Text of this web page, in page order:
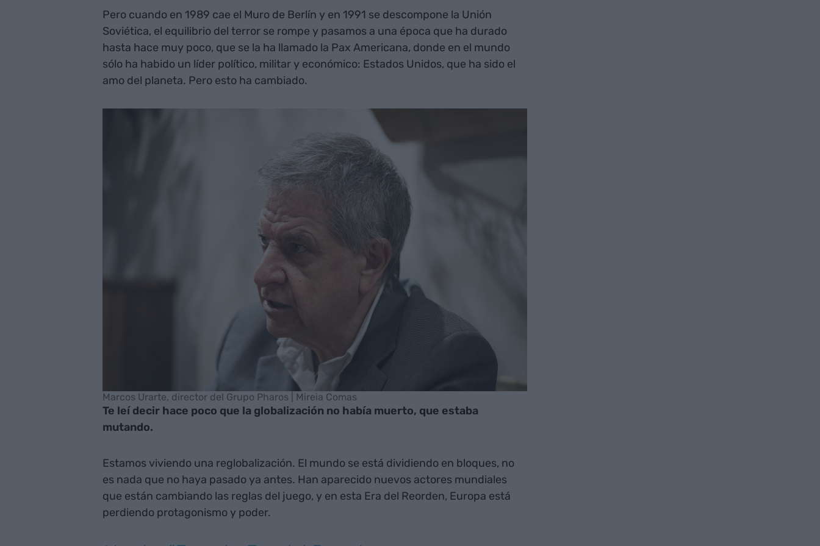
Pero cuando en 1989 cae el Muro de Berlín y en 1991 se descompone la Unión
Soviética, el equilibrio del terror se rompe y pasamos a una época que ha durado
hasta hace muy poco, que se la ha llamado la Pax Americana, donde en el mundo
sólo ha habido un líder político, militar y económico: Estados Unidos, que ha sido el
amo del planeta. Pero esto ha cambiado.
Marcos Urarte, director del Grupo Pharos | Mireia Comas
Te leí decir hace poco que la globalización no había muerto, que estaba
mutando.
Estamos viviendo una reglobalización. El mundo se está dividiendo en bloques, no
es nada que no haya pasado ya antes. Han aparecido nuevos actores mundiales
que están cambiando las reglas del juego, y en esta Era del Reorden, Europa está
perdiendo protagonismo y poder.